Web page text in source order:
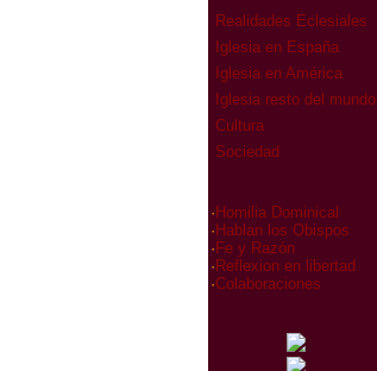
Realidades Eclesiales
Iglesia en España
Iglesia en América
Iglesia resto del mundo
Cultura
Sociedad
· Homilia Dominical
· Hablan los Obispos
· Fe y Razón
· Reflexion en libertad
·Colaboraciones